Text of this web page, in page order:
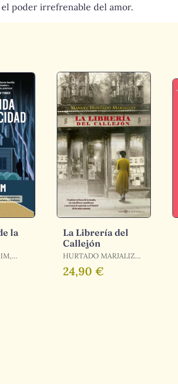
poder irrefrenable del amor.
la
La Librería del
Callejón
HURTADO MARJALIZO
MANUEL / HURTADO
MARJALIZO, MANUEL
24,90 €